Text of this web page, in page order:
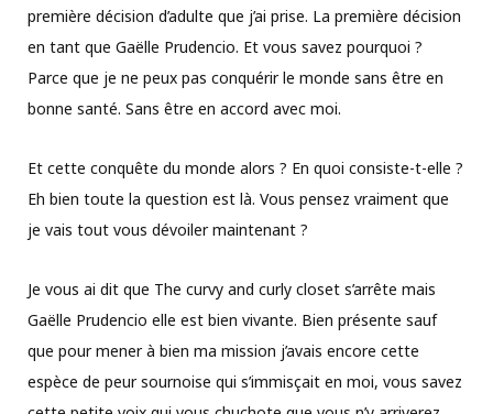
première décision d’adulte que j’ai prise. La première décision
en tant que Gaëlle Prudencio. Et vous savez pourquoi ?
Parce que je ne peux pas conquérir le monde sans être en
bonne santé. Sans être en accord avec moi.
Et cette conquête du monde alors ? En quoi consiste-t-elle ?
Eh bien toute la question est là. Vous pensez vraiment que
je vais tout vous dévoiler maintenant ?
Je vous ai dit que The curvy and curly closet s’arrête mais
Gaëlle Prudencio elle est bien vivante. Bien présente sauf
que pour mener à bien ma mission j’avais encore cette
espèce de peur sournoise qui s’immisçait en moi, vous savez